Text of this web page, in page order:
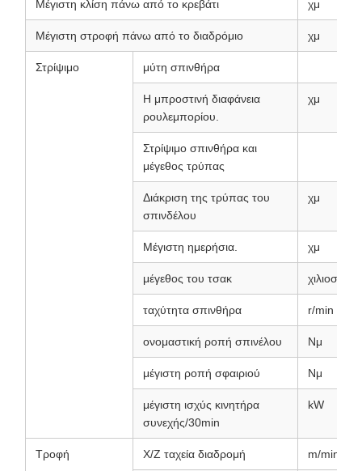
Μέγιστη κλίση πάνω από το κρεβάτι χμ
Μέγιστη στροφή πάνω από το διαδρόμιο χμ
Στρίψιμο μύτη σπινθήρα
Η μπροστινή διαφάνεια
ρουλεμπορίου.
χμ
Στρίψιμο σπινθήρα και
μέγεθος τρύπας
Διάκριση της τρύπας του
σπινδέλου
χμ
Μέγιστη ημερήσια. χμ
μέγεθος του τσακ χιλιοστό
ταχύτητα σπινθήρα r/min
ονομαστική ροπή σπινέλου Νμ
μέγιστη ροπή σφαιριού Νμ
μέγιστη ισχύς κινητήρα
συνεχής/30min
kW
Τροφή Χ/Ζ ταχεία διαδρομή m/min